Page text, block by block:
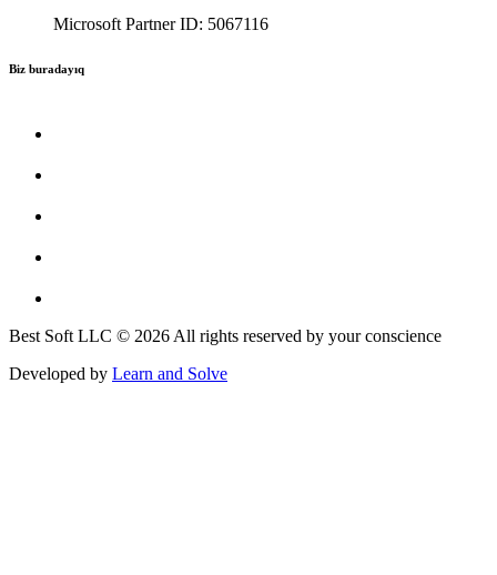
Microsoft Partner ID: 5067116
Biz buradayıq
Best Soft LLC © 2026 All rights reserved by your conscience
Developed by Learn and Solve